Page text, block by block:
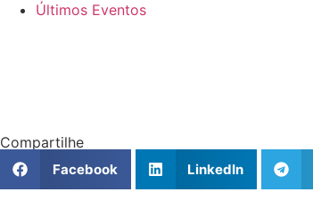
Últimos Eventos
Compartilhe
Facebook LinkedIn